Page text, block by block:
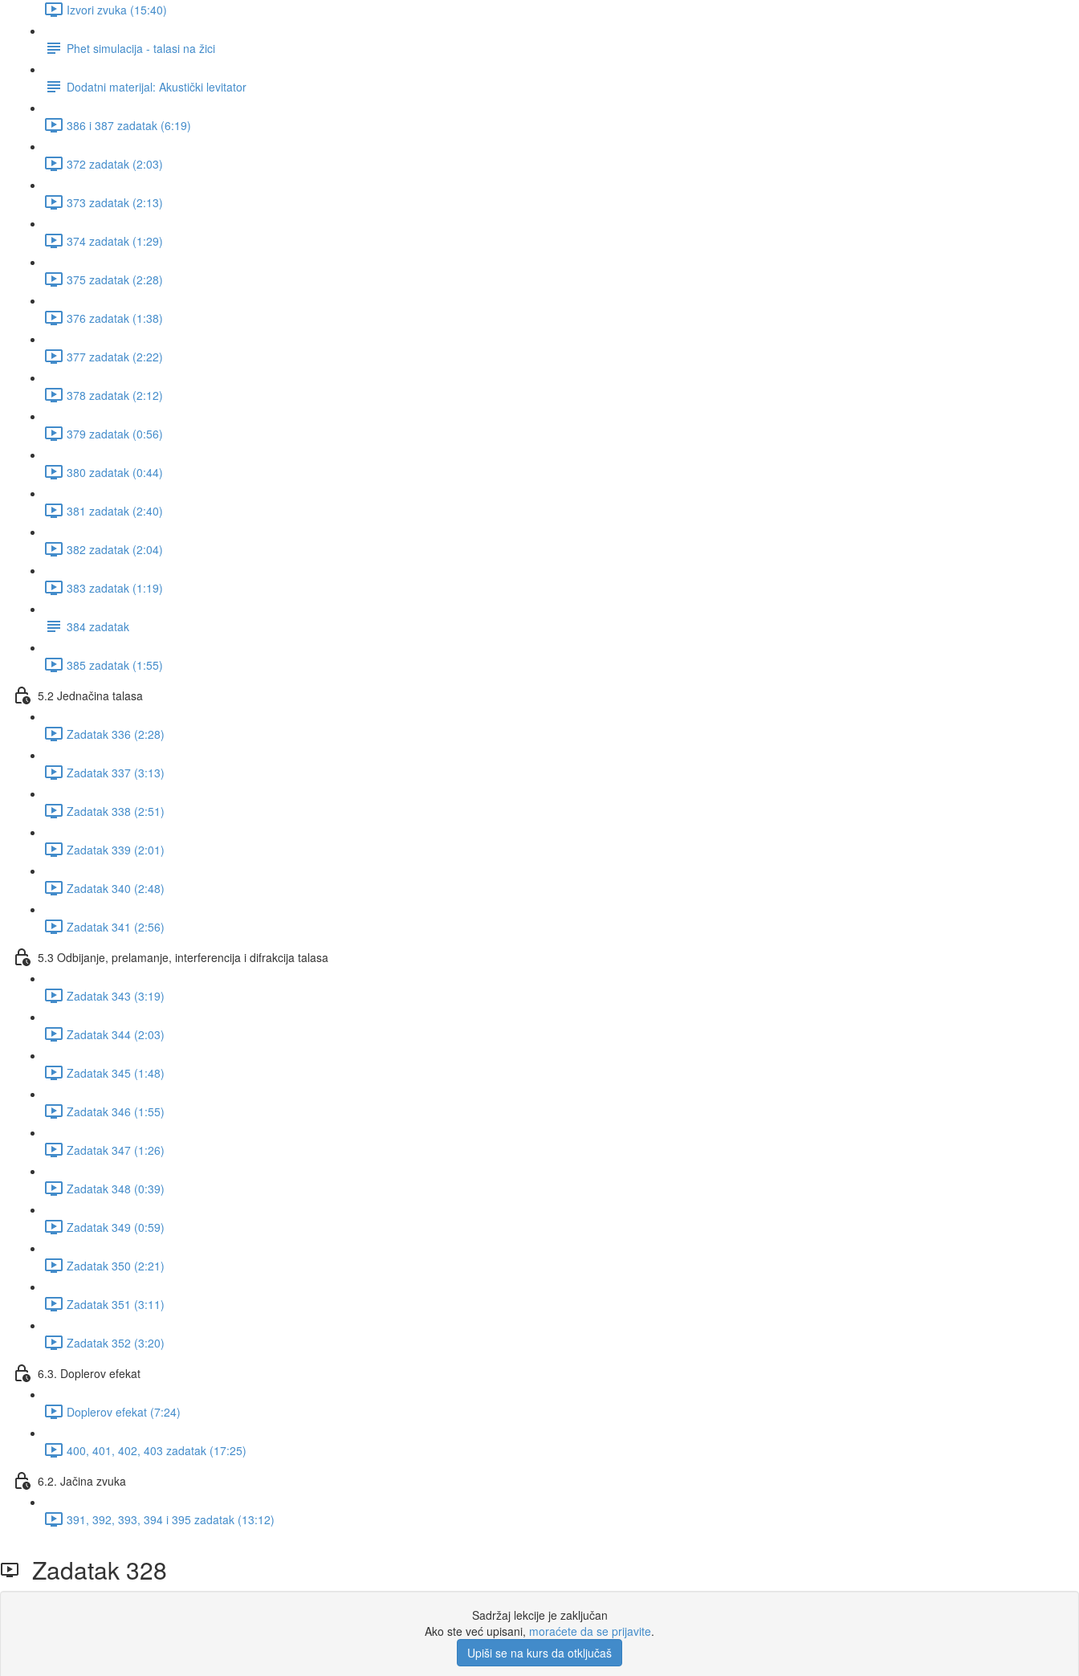
Izvori zvuka (15:40)
Phet simulacija - talasi na žici
Dodatni materijal: Akustički levitator
386 i 387 zadatak (6:19)
372 zadatak (2:03)
373 zadatak (2:13)
374 zadatak (1:29)
375 zadatak (2:28)
376 zadatak (1:38)
377 zadatak (2:22)
378 zadatak (2:12)
379 zadatak (0:56)
380 zadatak (0:44)
381 zadatak (2:40)
382 zadatak (2:04)
383 zadatak (1:19)
384 zadatak
385 zadatak (1:55)
5.2 Jednačina talasa
Zadatak 336 (2:28)
Zadatak 337 (3:13)
Zadatak 338 (2:51)
Zadatak 339 (2:01)
Zadatak 340 (2:48)
Zadatak 341 (2:56)
5.3 Odbijanje, prelamanje, interferencija i difrakcija talasa
Zadatak 343 (3:19)
Zadatak 344 (2:03)
Zadatak 345 (1:48)
Zadatak 346 (1:55)
Zadatak 347 (1:26)
Zadatak 348 (0:39)
Zadatak 349 (0:59)
Zadatak 350 (2:21)
Zadatak 351 (3:11)
Zadatak 352 (3:20)
6.3. Doplerov efekat
Doplerov efekat (7:24)
400, 401, 402, 403 zadatak (17:25)
6.2. Jačina zvuka
391, 392, 393, 394 i 395 zadatak (13:12)
Zadatak 328
Sadržaj lekcije je zaključan
Ako ste već upisani, moraćete da se prijavite.
Upiši se na kurs da otključaš